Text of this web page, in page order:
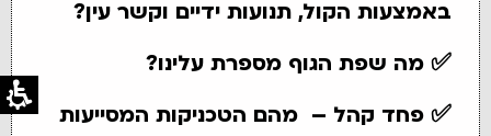
באמצעות הקול, תנועות ידיים וקשר עין?
✅ מה שפת הגוף מספרת עלינו?
✅ פחד קהל – מהם הטכניקות המסייעות